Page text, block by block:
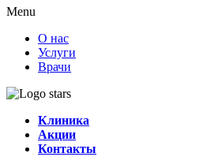
Menu
О нас
Услуги
Врачи
Клиника
Акции
Контакты